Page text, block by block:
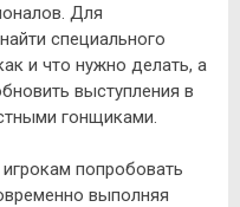
Для
специального
и что нужно делать, а
выступления в
гонщиками.
игрокам попробовать
выполняя